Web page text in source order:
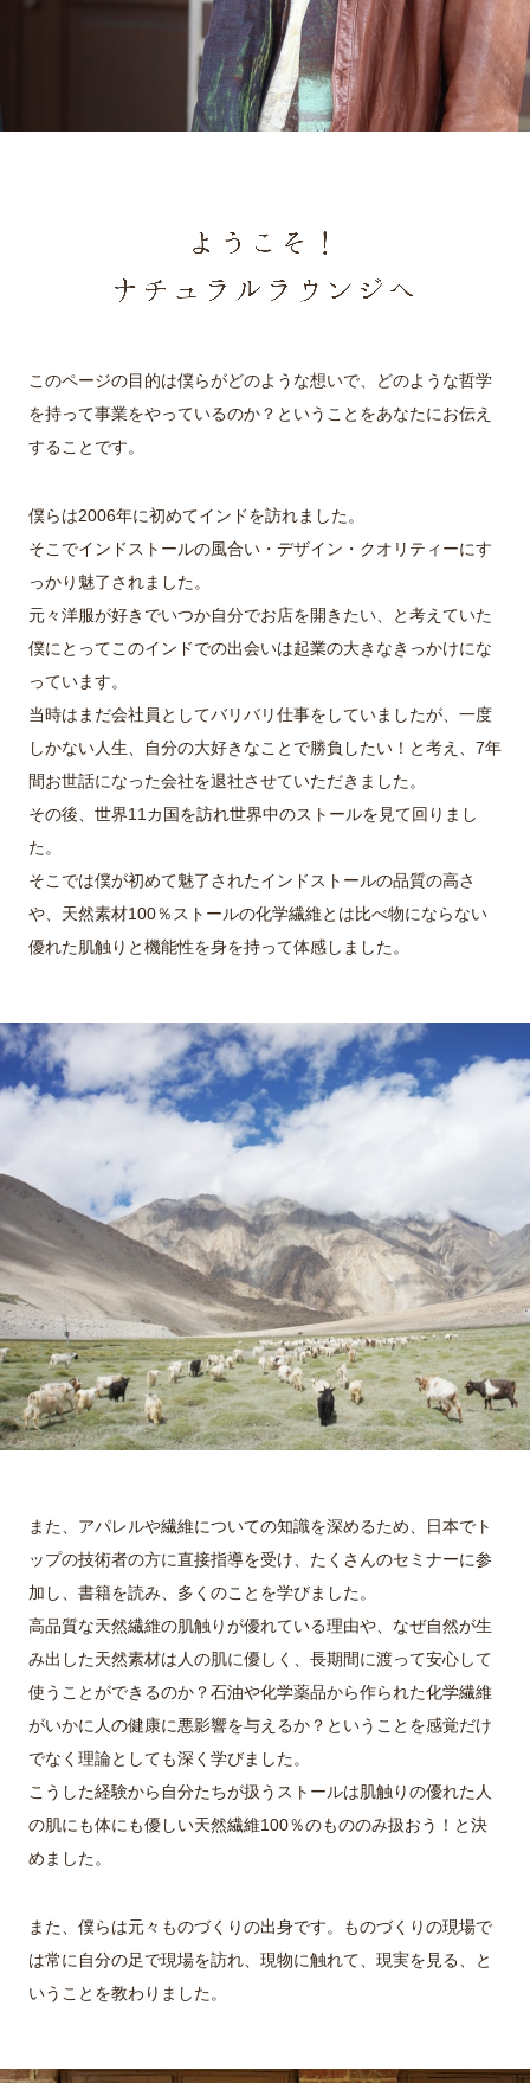
このページの目的は僕らがどのような想いで、どのような哲学
を持って事業をやっているのか？ということをあなたにお伝え
することです。
僕らは2006年に初めてインドを訪れました。
そこでインドストールの風合い・デザイン・クオリティーにす
っかり魅了されました。
元々洋服が好きでいつか自分でお店を開きたい、と考えていた
僕にとってこのインドでの出会いは起業の大きなきっかけにな
っています。
当時はまだ会社員としてバリバリ仕事をしていましたが、一度
しかない人生、自分の大好きなことで勝負したい！と考え、7年
間お世話になった会社を退社させていただきました。
その後、世界11カ国を訪れ世界中のストールを見て回りまし
た。
そこでは僕が初めて魅了されたインドストールの品質の高さ
や、天然素材100％ストールの化学繊維とは比べ物にならない
優れた肌触りと機能性を身を持って体感しました。
また、アパレルや繊維についての知識を深めるため、日本でト
ップの技術者の方に直接指導を受け、たくさんのセミナーに参
加し、書籍を読み、多くのことを学びました。
高品質な天然繊維の肌触りが優れている理由や、なぜ自然が生
み出した天然素材は人の肌に優しく、長期間に渡って安心して
使うことができるのか？石油や化学薬品から作られた化学繊維
がいかに人の健康に悪影響を与えるか？ということを感覚だけ
でなく理論としても深く学びました。
こうした経験から自分たちが扱うストールは肌触りの優れた人
の肌にも体にも優しい天然繊維100％のもののみ扱おう！と決
めました。
また、僕らは元々ものづくりの出身です。ものづくりの現場で
は常に自分の足で現場を訪れ、現物に触れて、現実を見る、と
いうことを教わりました。